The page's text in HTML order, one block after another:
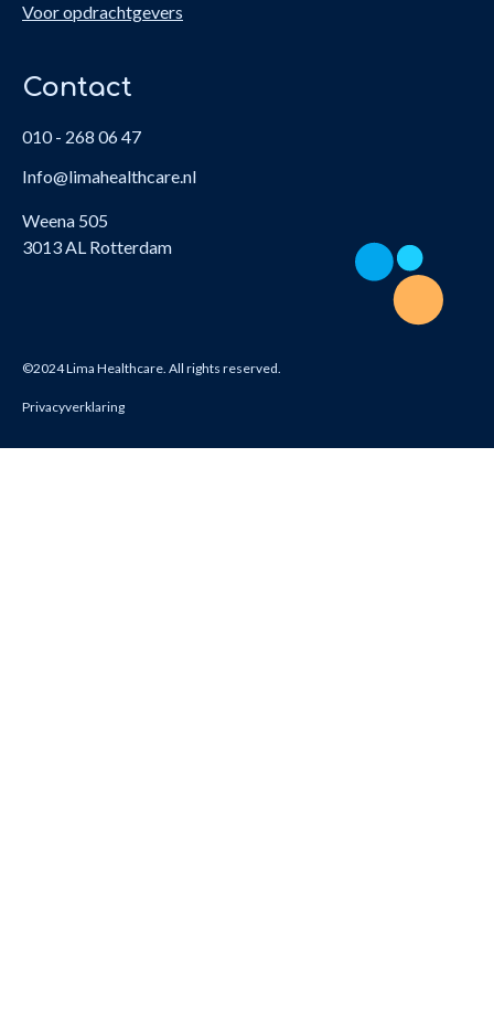
Voor opdrachtgevers
Contact
010 - 268 06 47
Info@limahealthcare.nl
Weena 505
3013 AL Rotterdam
©2024 Lima Healthcare. All rights reserved.
Privacyverklaring